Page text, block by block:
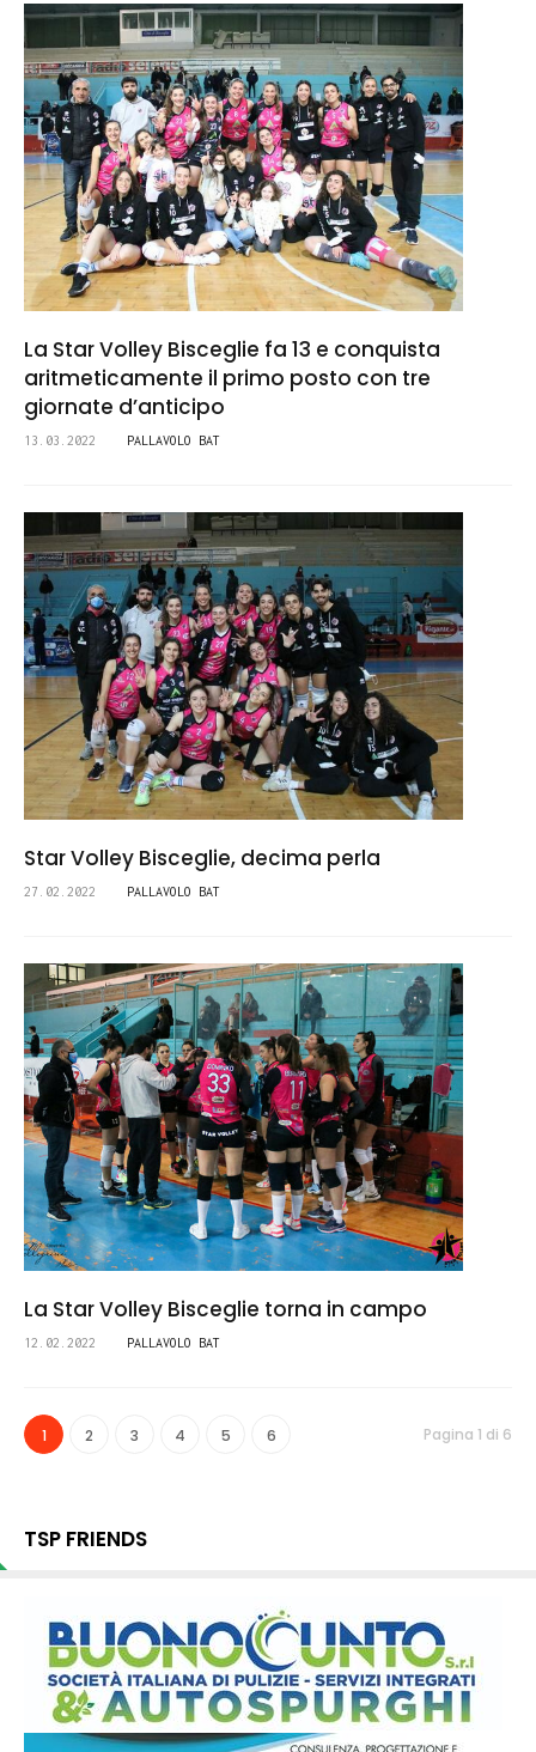
La Star Volley Bisceglie fa 13 e conquista
aritmeticamente il primo posto con tre
giornate d’anticipo
13.03.2022 PALLAVOLO BAT
Star Volley Bisceglie, decima perla
27.02.2022 PALLAVOLO BAT
La Star Volley Bisceglie torna in campo
12.02.2022 PALLAVOLO BAT
1 2 3 4 5 6 Pagina 1 di 6
TSP FRIENDS